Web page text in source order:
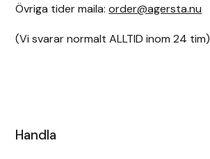
Övriga tider maila:order@agersta.nu
(Vi svarar normalt ALLTID inom 24 tim)
Handla